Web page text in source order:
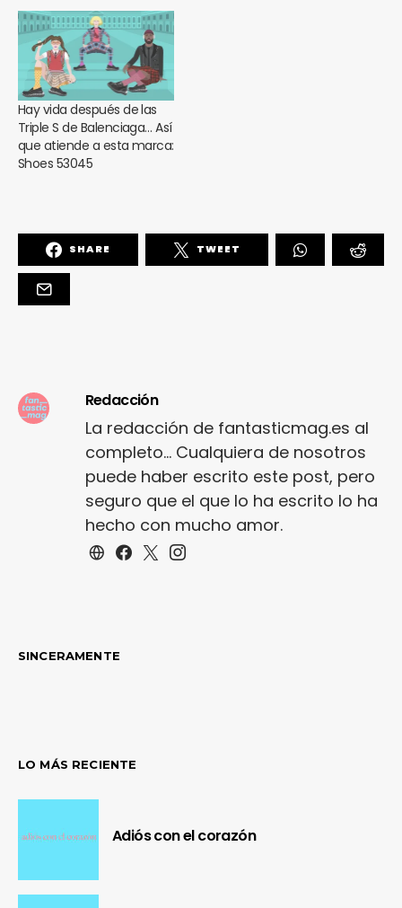
Hay vida después de las
Triple S de Balenciaga… Así
que atiende a esta marca:
Shoes 53045
SHARE TWEET
Redacción
La redacción de fantasticmag.es al
completo... Cualquiera de nosotros
puede haber escrito este post, pero
seguro que el que lo ha escrito lo ha
hecho con mucho amor.
SINCERAMENTE
LO MÁS RECIENTE
Adiós con el corazón